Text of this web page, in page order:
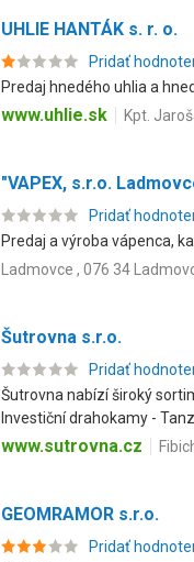
UHLIE HANTÁK s. r. o.
Pridať
Predaj hnedého uhlia a
www.uhlie.sk Kpt.
"VAPEX, s.r.o.
Pridať
Predaj a výroba vápenca,
Ladmovce , 076 34
Šutrovna s.r.o.
Pridať
Šutrovna nabízí široký
Investiční drahokamy -
www.sutrovna.cz
GEOMRAMOR s.r.o.
Pridať